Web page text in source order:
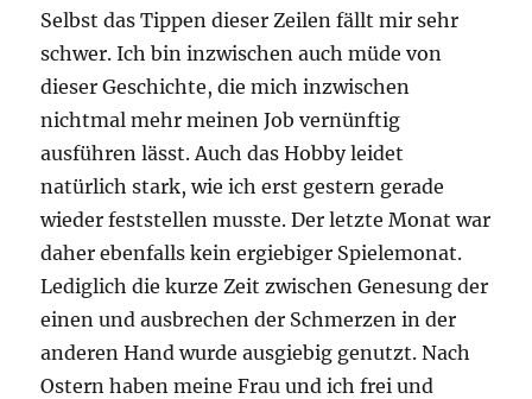
Selbst das Tippen dieser Zeilen fällt mir sehr
schwer. Ich bin inzwischen auch müde von
dieser Geschichte, die mich inzwischen
nichtmal mehr meinen Job vernünftig
ausführen lässt. Auch das Hobby leidet
natürlich stark, wie ich erst gestern gerade
wieder feststellen musste. Der letzte Monat war
daher ebenfalls kein ergiebiger Spielemonat.
Lediglich die kurze Zeit zwischen Genesung der
einen und ausbrechen der Schmerzen in der
anderen Hand wurde ausgiebig genutzt. Nach
Ostern haben meine Frau und ich frei und